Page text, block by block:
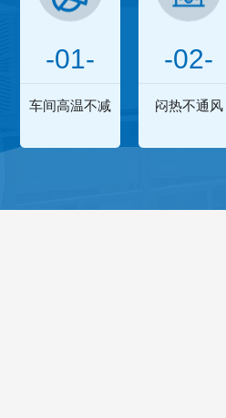
-01-
车间高温不减
-02-
闷热不通风